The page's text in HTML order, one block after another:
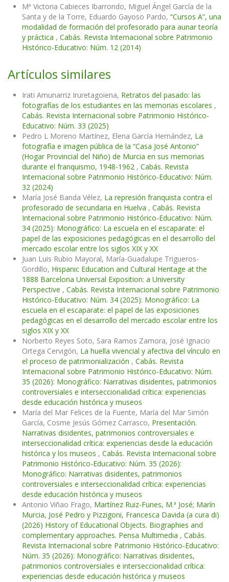
Mª Victoria Cabieces Ibarrondo, Miguel Ángel García de la
Santa y de la Torre, Eduardo Gayoso Pardo, “Cursos A”, una
modalidad de formación del profesorado para aunar teoría
y práctica , Cabás. Revista Internacional sobre Patrimonio
Histórico-Educativo: Núm. 12 (2014)
Artículos similares
Irati Amunarriz Iruretagoiena, Retratos del pasado: las
fotografías de los estudiantes en las memorias escolares ,
Cabás. Revista Internacional sobre Patrimonio Histórico-
Educativo: Núm. 33 (2025)
Pedro L Moreno Martínez, Elena García Hernández, La
fotografía e imagen pública de la “Casa José Antonio”
(Hogar Provincial del Niño) de Murcia en sus memorias
durante el franquismo, 1948-1962 , Cabás. Revista
Internacional sobre Patrimonio Histórico-Educativo: Núm.
32 (2024)
María José Banda Vélez, La represión franquista contra el
profesorado de secundaria en Huelva , Cabás. Revista
Internacional sobre Patrimonio Histórico-Educativo: Núm.
34 (2025): Monográfico: La escuela en el escaparate: el
papel de las exposiciones pedagógicas en el desarrollo del
mercado escolar entre los siglos XIX y XX
Juan Luis Rubio Mayoral, María-Guadalupe Trigueros-
Gordillo, Hispanic Education and Cultural Heritage at the
1888 Barcelona Universal Exposition: a University
Perspective , Cabás. Revista Internacional sobre Patrimonio
Histórico-Educativo: Núm. 34 (2025): Monográfico: La
escuela en el escaparate: el papel de las exposiciones
pedagógicas en el desarrollo del mercado escolar entre los
siglos XIX y XX
Norberto Reyes Soto, Sara Ramos Zamora, José Ignacio
Ortega Cervigón, La huella vivencial y afectiva del vínculo en
el proceso de patrimonialización , Cabás. Revista
Internacional sobre Patrimonio Histórico-Educativo: Núm.
35 (2026): Monográfico: Narrativas disidentes, patrimonios
controversiales e interseccionalidad crítica: experiencias
desde educación histórica y museos
María del Mar Felices de la Fuente, María del Mar Simón
García, Cosme Jesús Gómez Carrasco, Presentación.
Narrativas disidentes, patrimonios controversiales e
interseccionalidad crítica: experiencias desde la educación
histórica y los museos , Cabás. Revista Internacional sobre
Patrimonio Histórico-Educativo: Núm. 35 (2026):
Monográfico: Narrativas disidentes, patrimonios
controversiales e interseccionalidad crítica: experiencias
desde educación histórica y museos
Antonio Viñao Frago, Martínez Ruiz-Funes, M.ª José; Marín
Murcia, José Pedro y Pizzigoni, Francesca Davida (a cura di)
(2026) History of Educational Objects. Biographies and
complementary approaches. Pensa Multimedia , Cabás.
Revista Internacional sobre Patrimonio Histórico-Educativo:
Núm. 35 (2026): Monográfico: Narrativas disidentes,
patrimonios controversiales e interseccionalidad crítica:
experiencias desde educación histórica y museos